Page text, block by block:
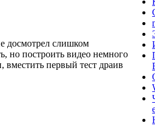
досмотрел слишком
построить видео немного
первый тест драив